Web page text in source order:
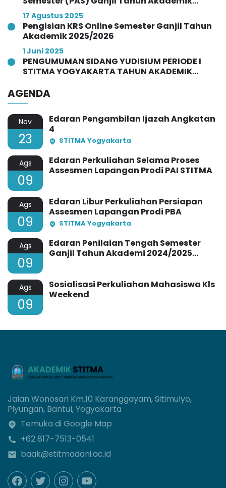
2025/2026
17 Agustus 2025
Pengisian KRS Online Semester Ganjil Tahun
Akademik 2025/2026
1 Juni 2025
PENGUMUMAN SIDANG YUDISIUM PERIODE I
STITMA YOGYAKARTA TAHUN AKADEMIK
AGENDA
Nov
23
Edaran Pengambilan Ijazah Angkatan
4
STITMA Yogyakarta
Ags
09
Edaran Perkuliahan Selama Proses
Assesmen Lapangan Prodi PAI STITMA
Ags
09
Edaran Libur Perkuliahan Persiapan
Assesmen Lapangan Prodi PBA
STITMA Yogyakarta
Ags
09
Edaran Penilaian Tengah Semester
Ganjil Tahun Akademi 2024/2025
Ags
09
Sosialisasi Perkuliahan Mahasiswa Kls
Weekend
Jalan Wonosari Km.10 Karanggayam, Sitimulyo,
Piyungan, Bantul, Yogyakarta
Temuka di Google Map
+62 817-7513-0541
baak@stitmadani.ac.id